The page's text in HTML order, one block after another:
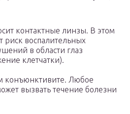
контактные линзы. В этом
риск воспалительных
в области глаз
клетчатки).
конъюнктивите. Любое
вызвать течение болезни